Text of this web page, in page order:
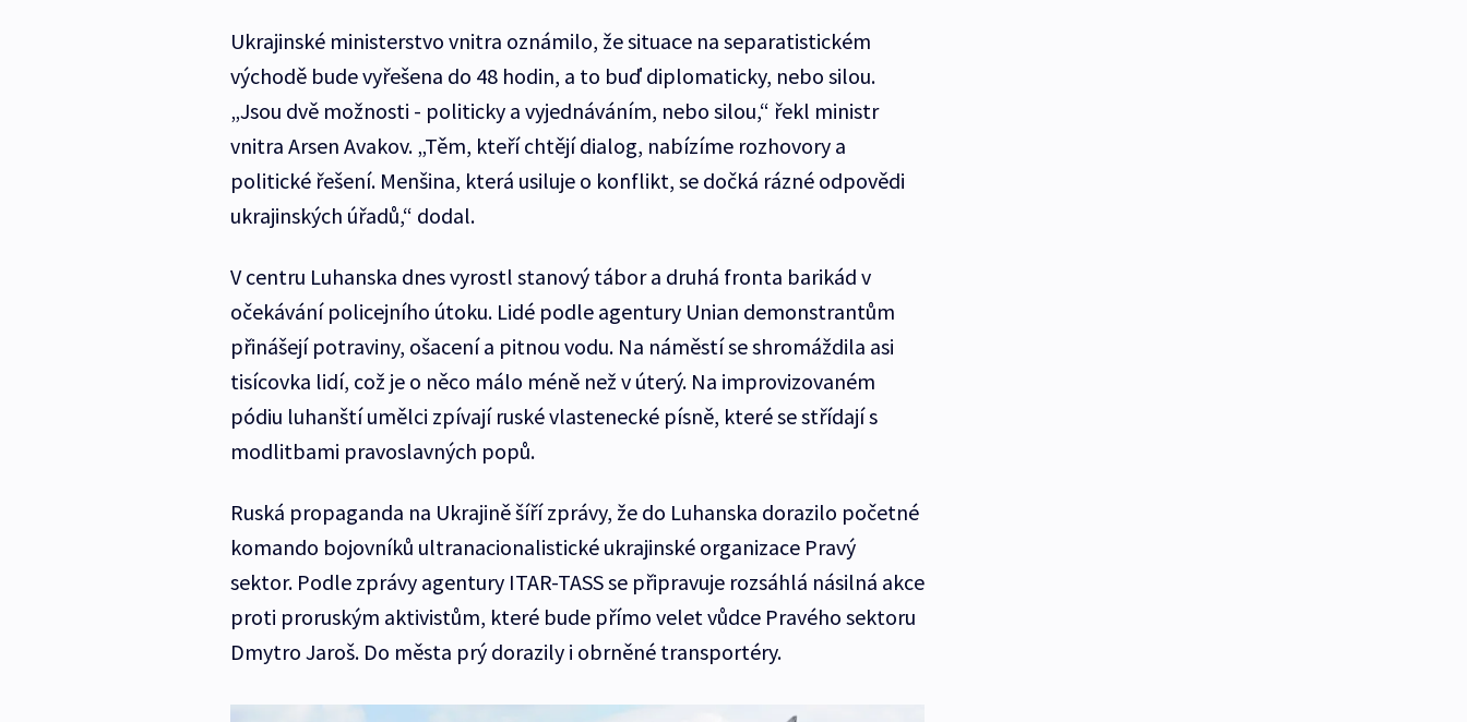
Ukrajinské ministerstvo vnitra oznámilo, že situace na separatistickém
východě bude vyřešena do 48 hodin, a to buď diplomaticky, nebo silou.
„Jsou dvě možnosti - politicky a vyjednáváním, nebo silou,“ řekl ministr
vnitra Arsen Avakov. „Těm, kteří chtějí dialog, nabízíme rozhovory a
politické řešení. Menšina, která usiluje o konflikt, se dočká rázné odpovědi
ukrajinských úřadů,“ dodal.
V centru Luhanska dnes vyrostl stanový tábor a druhá fronta barikád v
očekávání policejního útoku. Lidé podle agentury Unian demonstrantům
přinášejí potraviny, ošacení a pitnou vodu. Na náměstí se shromáždila asi
tisícovka lidí, což je o něco málo méně než v úterý. Na improvizovaném
pódiu luhanští umělci zpívají ruské vlastenecké písně, které se střídají s
modlitbami pravoslavných popů.
Ruská propaganda na Ukrajině šíří zprávy, že do Luhanska dorazilo početné
komando bojovníků ultranacionalistické ukrajinské organizace Pravý
sektor. Podle zprávy agentury ITAR-TASS se připravuje rozsáhlá násilná akce
proti proruským aktivistům, které bude přímo velet vůdce Pravého sektoru
Dmytro Jaroš. Do města prý dorazily i obrněné transportéry.